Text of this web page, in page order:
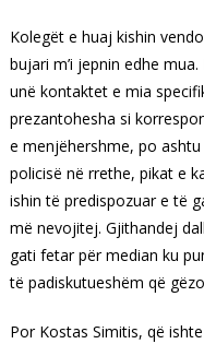
Kolegët e huaj kishin
bujari m’i jepnin edhe
unë kontaktet e mia
prezantohesha si
e menjëhershme, po
policisë në rrethe, pikat e
ishin të predispozuar e të
më nevojitej. Gjithandej
gati fetar për median ku
të padiskutueshëm që
Por Kostas Simitis, që